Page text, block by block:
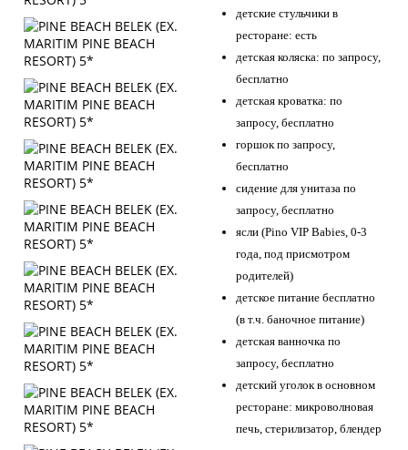
детские стульчики в
ресторане: есть
детская коляска: по запросу,
бесплатно
детская кроватка: по
запросу, бесплатно
горшок по запросу,
бесплатно
сидение для унитаза по
запросу, бесплатно
ясли (Pino VIP Babies, 0-3
года, под присмотром
родителей)
детское питание бесплатно
(в т.ч. баночное питание)
детская ванночка по
запросу, бесплатно
детский уголок в основном
ресторане: микроволновая
печь, стерилизатор, блендер